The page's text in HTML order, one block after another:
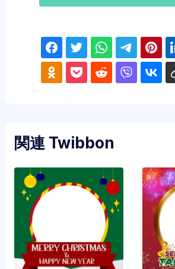
関連 Twibbon